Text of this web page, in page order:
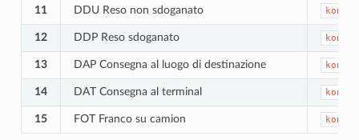
11 DDU Reso non sdoganato
12 DDP Reso sdoganato
13 DAP Consegna al luogo di destinazione
14 DAT Consegna al terminal
15 FOT Franco su camion